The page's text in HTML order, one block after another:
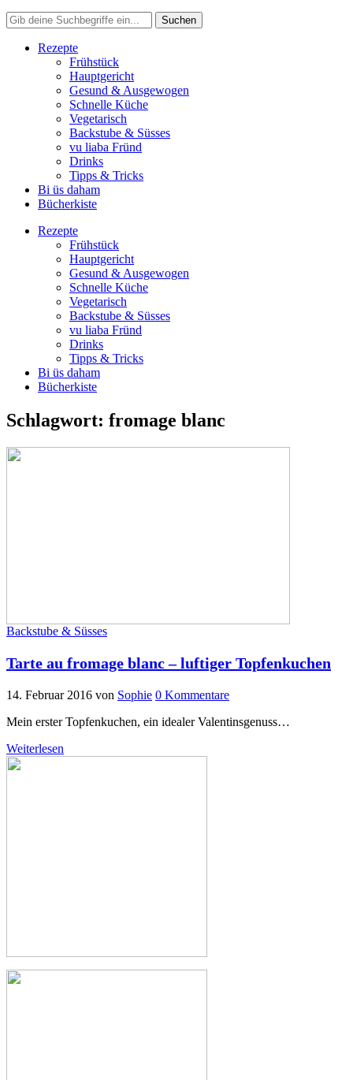
Rezepte
Frühstück
Hauptgericht
Gesund & Ausgewogen
Schnelle Küche
Vegetarisch
Backstube & Süsses
vu liaba Fründ
Drinks
Tipps & Tricks
Bi üs daham
Bücherkiste
Rezepte
Frühstück
Hauptgericht
Gesund & Ausgewogen
Schnelle Küche
Vegetarisch
Backstube & Süsses
vu liaba Fründ
Drinks
Tipps & Tricks
Bi üs daham
Bücherkiste
Schlagwort: fromage blanc
Backstube & Süsses
Tarte au fromage blanc – luftiger Topfenkuchen
14. Februar 2016 von Sophie 0 Kommentare
Mein erster Topfenkuchen, ein idealer Valentinsgenuss…
Weiterlesen